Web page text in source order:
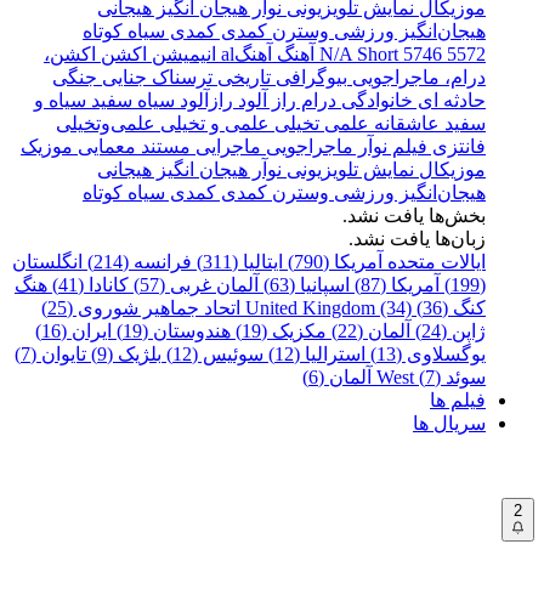
موزیکال نمایش تلویزیونی نوآر هیجان انگیز هیجانی
هیجان‌انگیز ورزشی وسترن کمدی کمدی سیاه کوتاه
5572
5746
N/A Short آهنگ آهنگal انیمیشن اکشن اکشن،
درام، ماجراجویی بیوگرافی تاریخی ترسناک جنایی جنگی
حادثه ای خانوادگی درام راز آلود رازآلود سیاه سفید سیاه و
سفید عاشقانه علمی تخیلی علمی و تخیلی علمی‌و‌تخیلی
فانتزی فیلم نوآر ماجراجویی ماجرایی مستند معمایی موزیک
موزیکال نمایش تلویزیونی نوآر هیجان انگیز هیجانی
هیجان‌انگیز ورزشی وسترن کمدی کمدی سیاه کوتاه
بخش‌ها یافت نشد.
زبان‌ها یافت نشد.
ایالات متحده آمریکا (790)
ایتالیا (311) فرانسه (214)
انگلستان
(199)
آمریکا (87) اسپانیا (63) آلمان غربی (57) کانادا (41)
هنگ
کنگ (36)
United Kingdom (34) اتحاد جماهیر شوروی (25)
ژاپن (24)
آلمان (22) مکزیک (19) هندوستان (19)
ایران (16)
یوگسلاوی (13)
استرالیا (12) سوئیس (12) بلژیک (9)
تایوان (7)
سوئد (7)
West آلمان (6)
فیلم ها
سریال ها
2